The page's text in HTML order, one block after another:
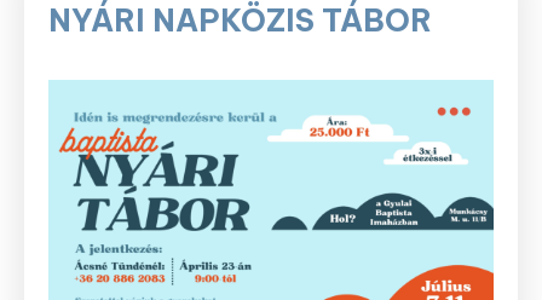
NYÁRI NAPKÖZIS TÁBOR